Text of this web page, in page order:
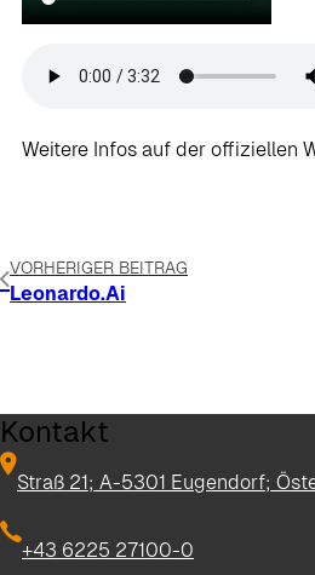
Weitere Infos auf der offiziellen
VORHERIGER BEITRAG
Leonardo.Ai
Kontakt
Straß 21; A-5301 Eugendorf;
+43 6225 27100-0